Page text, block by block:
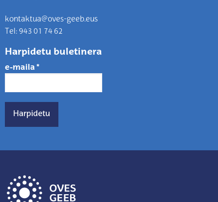
kontaktua@oves-geeb.eus
Tel: 943 01 74 62
Harpidetu buletinera
e-maila *